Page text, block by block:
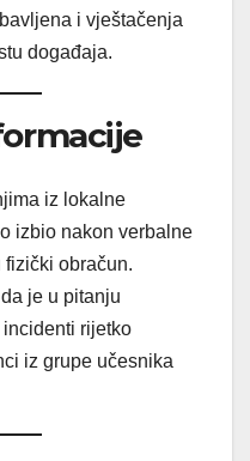
i vještačenja
događaja.
iz lokalne
izbio nakon verbalne
obračun.
je u pitanju
rijetko
iz grupe učesnika